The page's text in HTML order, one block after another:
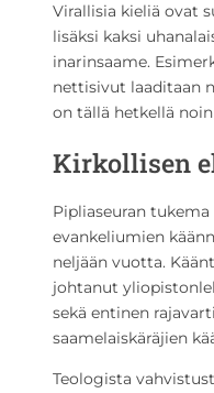
Virallisia kieliä ovat
lisäksi kaksi
inarinsaame.
nettisivut laaditaan
on tällä hetkellä
Kirkollisen
Pipliaseuran
evankeliumien
neljään vuotta.
johtanut
sekä entinen
saamelaiskäräjien
Teologista